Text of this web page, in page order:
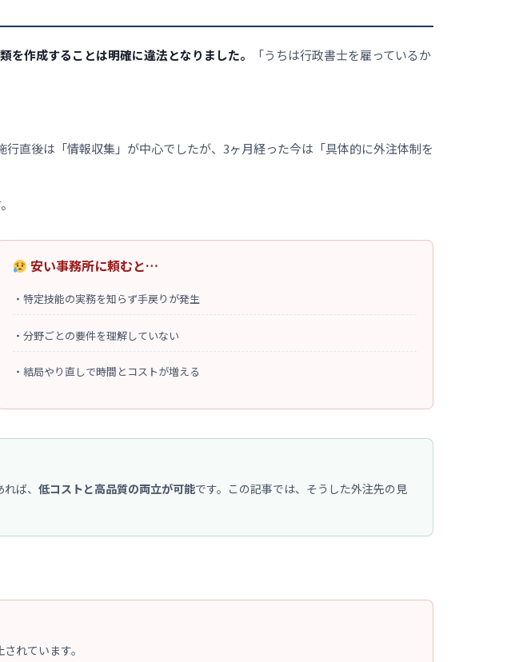
作成することは明確に違法となりました。
「うちは行政書士を雇っているか
行直後は「情報収集」が中心でしたが、3ヶ月経った今は「具体的に外注体制を
安い事務所に頼むと…
・ 特定技能の実務を知らず手戻りが発生
・ 分野ごとの要件を理解していない
・ 結局やり直しで時間とコストが増える
ば、 低コストと高品質の両立が可能です。この記事では、そうした外注先の見
れています。